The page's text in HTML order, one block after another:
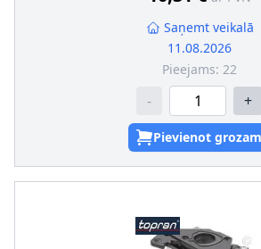
Saņemt veikalā
11.08.2026
Pieejams: 22
- +
Pievienot grozam